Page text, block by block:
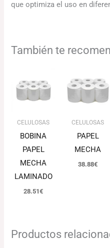
que optimiza el uso en
También te
CELULOSAS
BOBINA
PAPEL
MECHA
LAMINADO
28.51€
CELULOSAS
PAPEL
MECHA
38.88€
Productos